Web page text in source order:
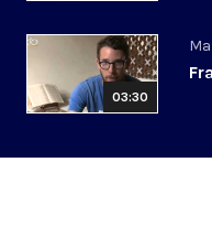
03:30